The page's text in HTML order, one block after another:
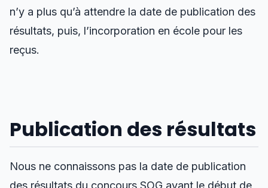
n’y a plus qu’à attendre la date de publication des
résultats, puis, l’incorporation en école pour les
reçus.
Publication des résultats
Nous ne connaissons pas la date de publication
des résultats du concours SOG avant le début de